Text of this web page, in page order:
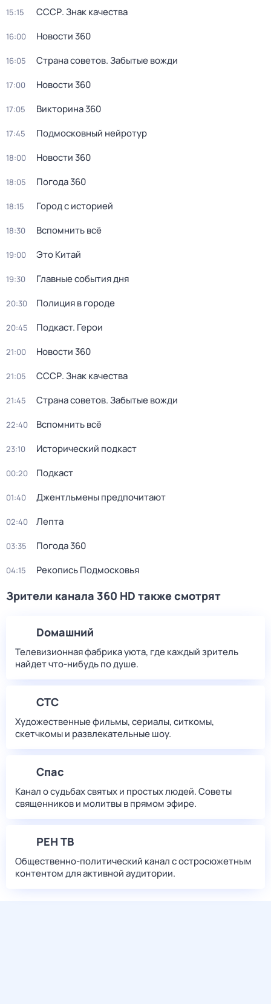
15:15 СССР. Знак качества
16:00 Новости 360
16:05 Страна советов. Забытые вожди
17:00 Новости 360
17:05 Викторина 360
17:45 Подмосковный нейротур
18:00 Новости 360
18:05 Погода 360
18:15 Город с историей
18:30 Вспомнить всё
19:00 Это Китай
19:30 Главные события дня
20:30 Полиция в городе
20:45 Подкаст. Герои
21:00 Новости 360
21:05 СССР. Знак качества
21:45 Страна советов. Забытые вожди
22:40 Вспомнить всё
23:10 Исторический подкаст
00:20 Подкаст
01:40 Джентльмены предпочитают
02:40 Лепта
03:35 Погода 360
04:15 Рекопись Подмосковья
Зрители канала 360 HD также смотрят
Dомашний
Телевизионная фабрика уюта, где каждый зритель
найдет что‑нибудь по душе.
СТС
Художественные фильмы, сериалы, ситкомы,
скетчкомы и развлекательные шоу.
Спас
Канал о судьбах святых и простых людей. Советы
священников и молитвы в прямом эфире.
РЕН ТВ
Общественно-политический канал с остросюжетным
контентом для активной аудитории.